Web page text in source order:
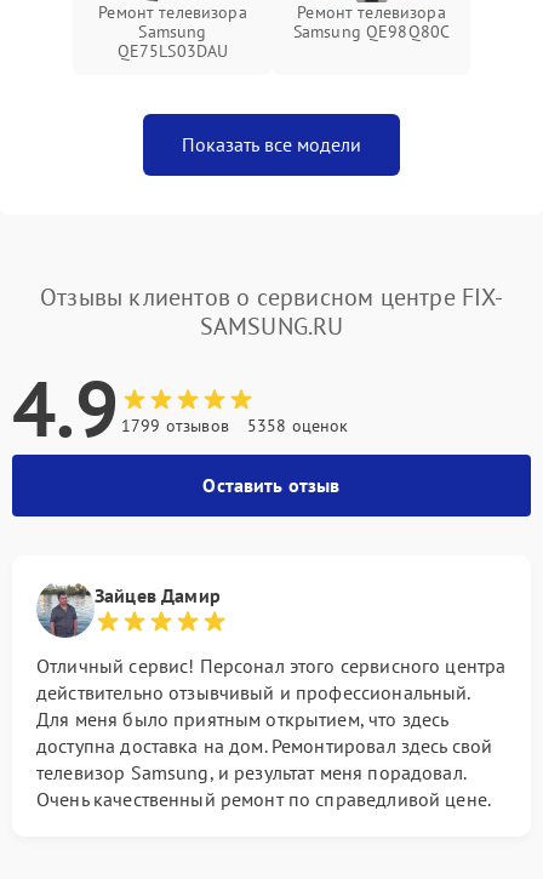
Ремонт телевизора
Samsung
QE75LS03DAU
Ремонт телевизора
Samsung QE98Q80C
Показать все модели
Отзывы клиентов о сервисном центре FIX-
SAMSUNG.RU
4.9 1799 отзывов 5358 оценок
Оставить отзыв
Зайцев Дамир
Отличный сервис! Персонал этого сервисного центра
действительно отзывчивый и профессиональный.
Для меня было приятным открытием, что здесь
доступна доставка на дом. Ремонтировал здесь свой
телевизор Samsung, и результат меня порадовал.
Очень качественный ремонт по справедливой цене.